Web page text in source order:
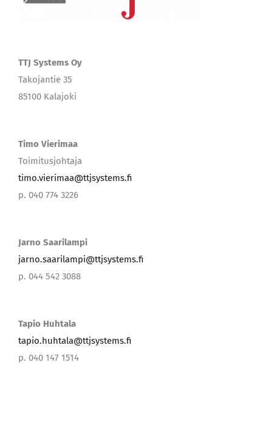
TTJ Systems Oy
Takojantie 35
85100 Kalajoki
Timo Vierimaa
Toimitusjohtaja
timo.vierimaa@ttjsystems.fi
p. 040 774 3226
Jarno Saarilampi
jarno.saarilampi@ttjsystems.fi
p. 044 542 3088
Tapio Huhtala
tapio.huhtala@ttjsystems.fi
p. 040 147 1514